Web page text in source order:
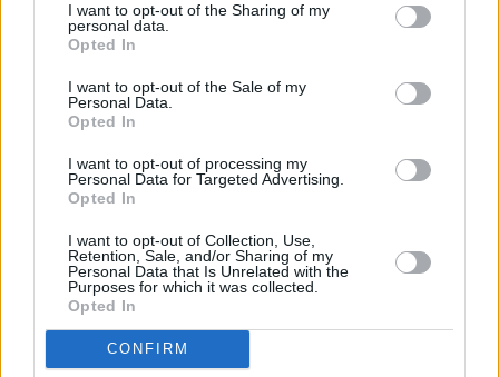
I want to opt-out of the Sharing of my
personal data.
Opted In
I want to opt-out of the Sale of my
Personal Data.
Opted In
I want to opt-out of processing my
Personal Data for Targeted Advertising.
Opted In
I want to opt-out of Collection, Use,
Retention, Sale, and/or Sharing of my
Personal Data that Is Unrelated with the
Purposes for which it was collected.
Opted In
CONFIRM